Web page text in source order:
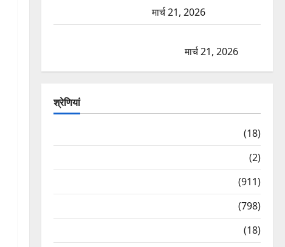
मार्च 21, 2026
मार्च 21, 2026
श्रेणियां
(18)
(2)
(911)
(798)
(18)